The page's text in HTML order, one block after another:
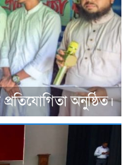
অনুষ্ঠিত।